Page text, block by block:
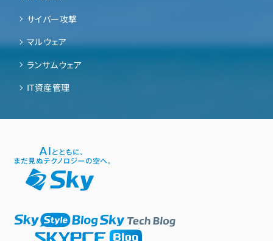
サイバー攻撃
マルウェア
ランサムウェア
IT資産管理